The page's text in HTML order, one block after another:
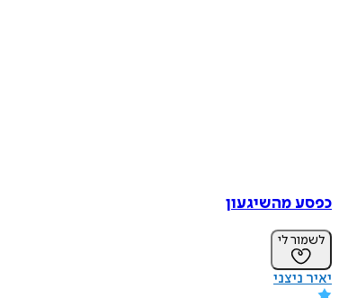
כפסע מהשיגעון
לשמור לי
יאיר ניצני